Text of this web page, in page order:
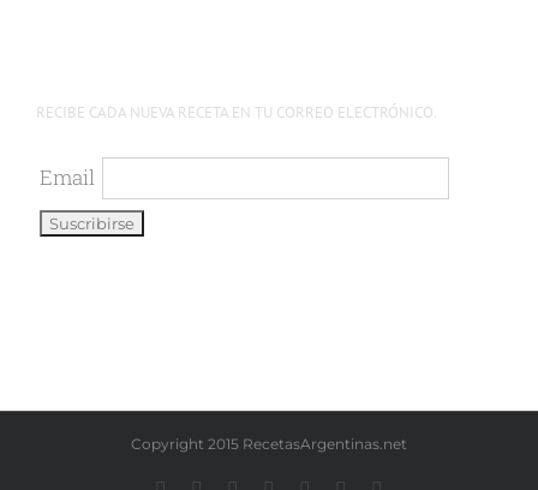
RECIBE CADA NUEVA RECETA EN TU CORREO ELECTRÓNICO.
Email
Copyright 2015 RecetasArgentinas.net